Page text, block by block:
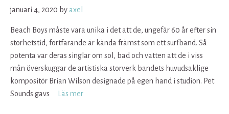
januari 4, 2020 by axel
Beach Boys måste vara unika i det att de, ungefär 60 år efter sin
storhetstid, fortfarande är kända främst som ett surfband. Så
potenta var deras singlar om sol, bad och vatten att de i viss
mån överskuggar de artistiska storverk bandets huvudsaklige
kompositör Brian Wilson designade på egen hand i studion. Pet
Sounds gavs
Läs mer